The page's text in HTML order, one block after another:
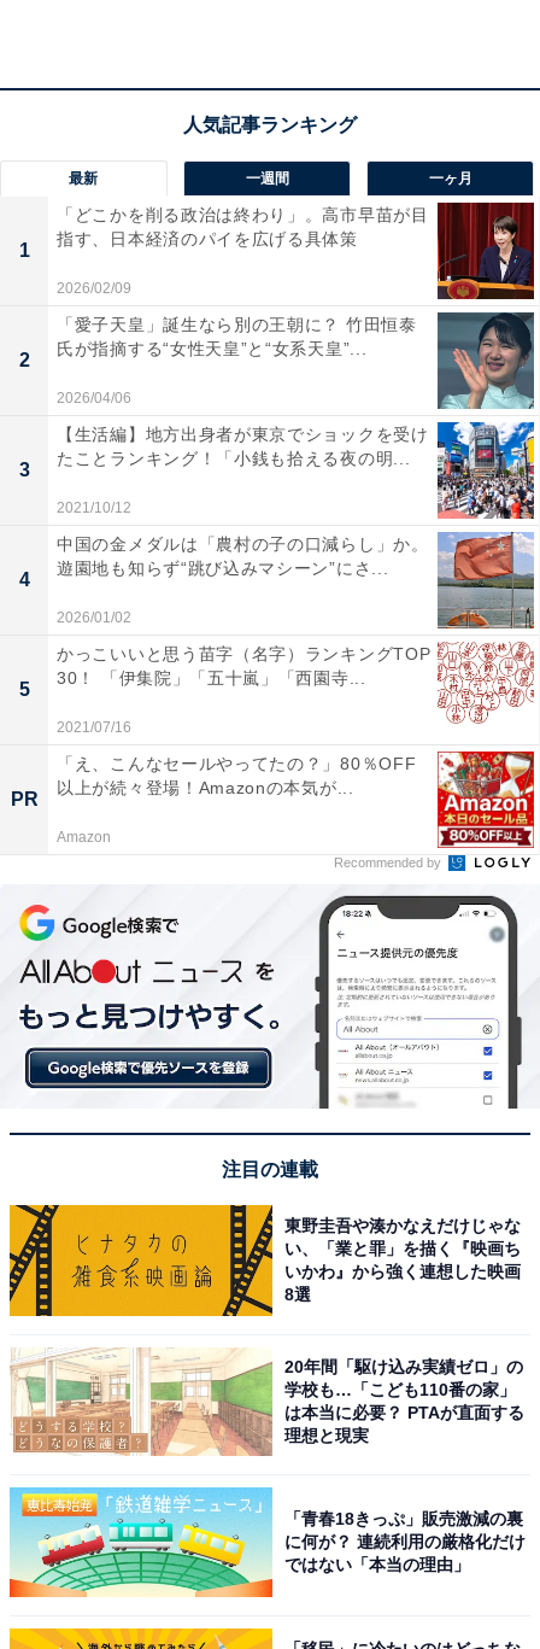
大宮駅は、普通列車以外に新幹線も通る駅で、北・南ど
ちらにも行ける便利さがあります。また横浜駅は、大宮
駅のように新幹線は通ってないものの、空港までの直通
列車があるなど利便性が高い駅として知られています。
3位は男女ともに「新宿駅」がランクイン。その
他、品川駅や立川駅などの回答も
3位には、全て2票ずつ「新宿駅」「品川駅」 「立川駅」
「横浜駅」という回答が集まりました。男性の2位に選
ばれた横浜駅は、女性の3位。そして新宿駅は、男女問
わず3位という結果に。
また男性からは、品川駅や立川駅といった意見も挙がり
ました。東京都心から離れた立川駅も比較的便利と感じ
る方が多いようです。
ママが選ぶ「住みたい東京23区ランキング」3位は江戸
川区、1位は？
・
東京メトロ「乗降人員ランキング」下位3駅のうち2駅は
「南北線」に納得なワケ
・
東京23区の「人気の駅ランキング」 2位は「池袋」 、1
位は？
・
東京都の住みここち「駅」ランキング！ 3位「広尾
駅」、2位「世田谷代田駅」、1位は…！
最新 一週間 一ヶ月
1
「どこかを削る政治は終わり」。高市早苗が目
指す、日本経済のパイを広げる具体策
2026/02/09
2
「愛子天皇」誕生なら別の王朝に？ 竹田恒泰
氏が指摘する“女性天皇”と“女系天皇”...
2026/04/06
3
【生活編】地方出身者が東京でショックを受け
たことランキング！「小銭も拾える夜の明...
2021/10/12
4
中国の金メダルは「農村の子の口減らし」か。
遊園地も知らず“跳び込みマシーン”にさ...
2026/01/02
5
かっこいいと思う苗字（名字）ランキングTOP
30！ 「伊集院」「五十嵐」「西園寺...
2021/07/16
PR
「え、こんなセールやってたの？」80％OFF
以上が続々登場！Amazonの本気が...
Amazon
Recommended by
注目の連載
東野圭吾や湊かなえだけじゃな
い、「業と罪」を描く『映画ち
いかわ』から強く連想した映画
8選
20年間「駆け込み実績ゼロ」の
学校も…「こども110番の家」
は本当に必要？ PTAが直面する
理想と現実
「青春18きっぷ」販売激減の裏
に何が？ 連続利用の厳格化だけ
ではない「本当の理由」